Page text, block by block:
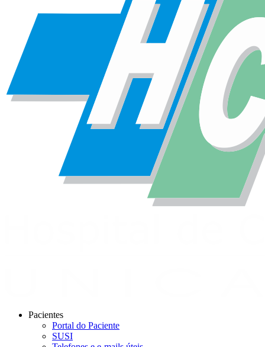
Pacientes
Portal do Paciente
SUSI